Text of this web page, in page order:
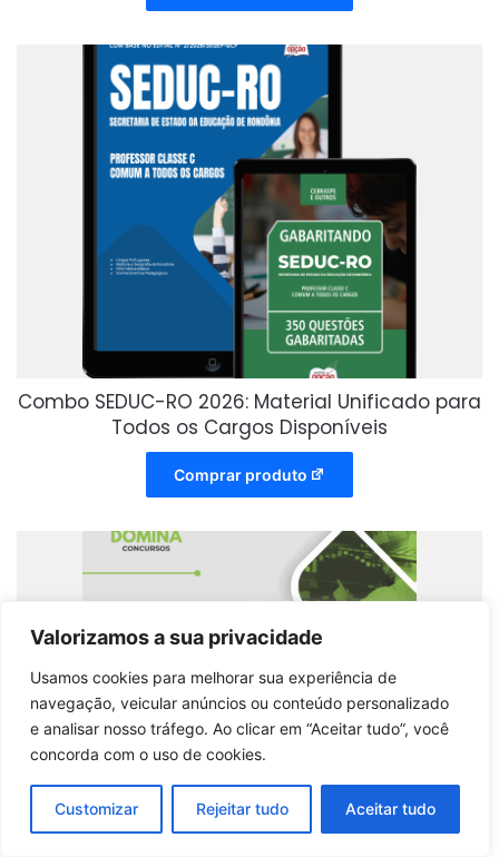
Valorizamos a sua privacidade
Usamos cookies para melhorar sua experiência de
navegação, veicular anúncios ou conteúdo personalizado
e analisar nosso tráfego. Ao clicar em “Aceitar tudo”, você
concorda com o uso de cookies.
Customizar Rejeitar tudo Aceitar tudo
Combo SEDUC-RO 2026: Material Unificado para
Todos os Cargos Disponíveis
Comprar produto